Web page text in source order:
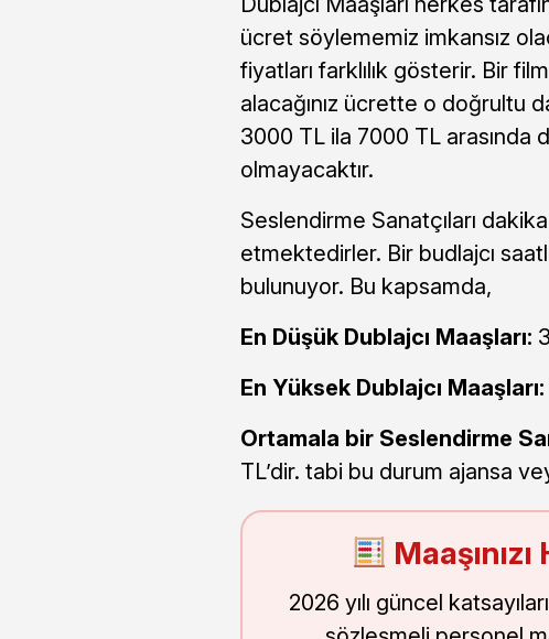
ücret söylememiz imkansız
fiyatları farklılık gösterir. Bir
alacağınız ücrette o doğrultu
3000 TL ila 7000 TL arasında
olmayacaktır.
Seslendirme Sanatçıları
etmektedirler. Bir budlajcı
bulunuyor. Bu kapsamda,
En Düşük Dublajcı Maaşları:
En Yüksek Dublajcı Maaşları:
Ortamala bir Seslendirme
TL’dir. tabi bu durum ajansa
2026 yılı güncel